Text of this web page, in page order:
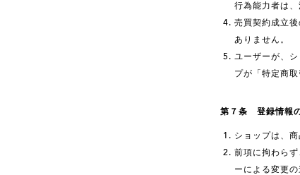
行為能力者は
売買契約成立
ありません。
ユーザーが、
プが「特定商
第７条 登録情報
ショップは、
前項に拘わら
ーによる変更